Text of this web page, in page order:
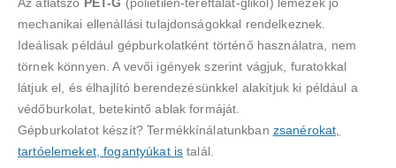
mechanikai ellenállási tulajdonságokkal rendelkeznek.
Ideálisak például gépburkolatként történő használatra, nem
törnek könnyen. A vevői igények szerint vágjuk, furatokkal
látjuk el, és élhajlító berendezésünkkel alakítjuk ki például a
védőburkolat, betekintő ablak formáját.
Gépburkolatot készít? Termékkínálatunkban zsanérokat,
tartóelemeket, fogantyúkat is talál.